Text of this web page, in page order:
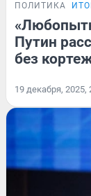
ПОЛИТИКА
Путин
без
19 декабря, 2025,